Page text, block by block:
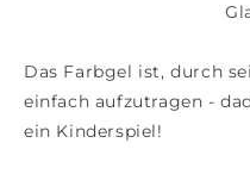
Das Farbgel ist, durch
einfach aufzutragen -
ein Kinderspiel!